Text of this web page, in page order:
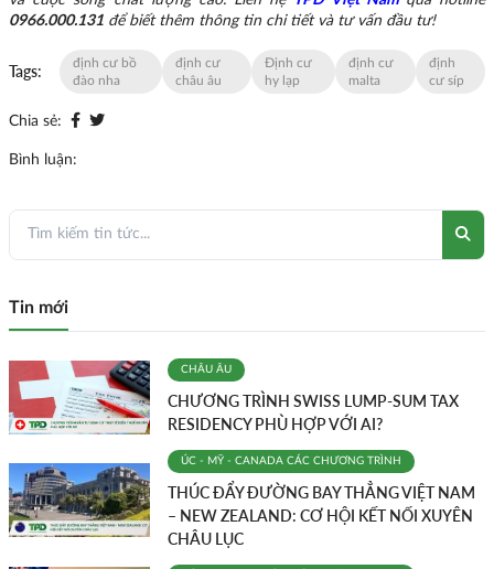
0966.000.131 để biết thêm thông tin chi tiết và tư vấn đầu tư!
Tags:
định cư bồ
đào nha
định cư
châu âu
Định cư
hy lạp
định cư
malta
định
cư síp
Chia sẻ:
Bình luận:
Tin mới
CHÂU ÂU
CHƯƠNG TRÌNH SWISS LUMP-SUM TAX
RESIDENCY PHÙ HỢP VỚI AI?
ÚC - MỸ - CANADA CÁC CHƯƠNG TRÌNH
THÚC ĐẨY ĐƯỜNG BAY THẲNG VIỆT NAM
– NEW ZEALAND: CƠ HỘI KẾT NỐI XUYÊN
CHÂU LỤC